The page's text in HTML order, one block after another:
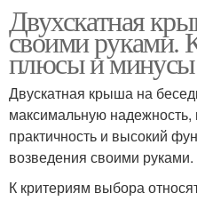
Двухскатная
своими руками.
плюсы и минусы
Двускатная крыша на
максимальную надежность,
практичность и высокий
возведения своими руками.
К критериям выбора